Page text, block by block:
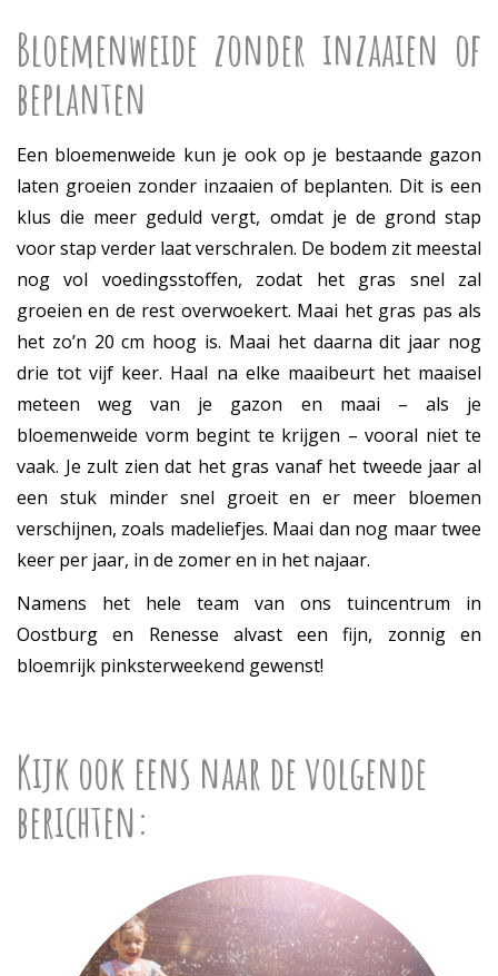
Bloemenweide zonder inzaaien of
beplanten
Een bloemenweide kun je ook op je bestaande gazon
laten groeien zonder inzaaien of beplanten. Dit is een
klus die meer geduld vergt, omdat je de grond stap
voor stap verder laat verschralen. De bodem zit meestal
nog vol voedingsstoffen, zodat het gras snel zal
groeien en de rest overwoekert. Maai het gras pas als
het zo’n 20 cm hoog is. Maai het daarna dit jaar nog
drie tot vijf keer. Haal na elke maaibeurt het maaisel
meteen weg van je gazon en maai – als je
bloemenweide vorm begint te krijgen – vooral niet te
vaak. Je zult zien dat het gras vanaf het tweede jaar al
een stuk minder snel groeit en er meer bloemen
verschijnen, zoals madeliefjes. Maai dan nog maar twee
keer per jaar, in de zomer en in het najaar.
Namens het hele team van ons tuincentrum in
Oostburg en Renesse alvast een fijn, zonnig en
bloemrijk pinksterweekend gewenst!
Kijk ook eens naar de volgende
berichten: